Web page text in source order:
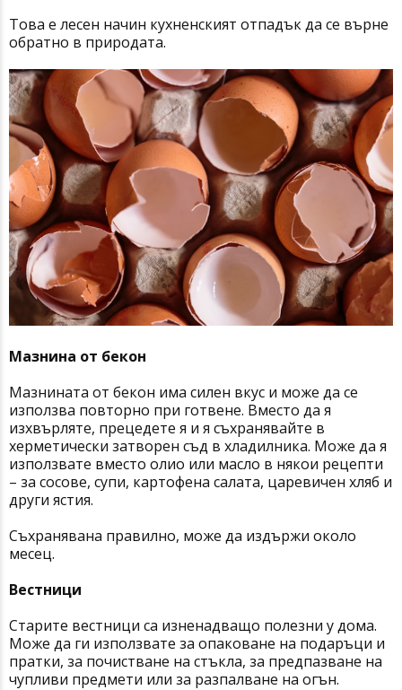
Това е лесен начин кухненският отпадък да се върне
обратно в природата.
Мазнина от бекон
Мазнината от бекон има силен вкус и може да се
използва повторно при готвене. Вместо да я
изхвърляте, прецедете я и я съхранявайте в
херметически затворен съд в хладилника. Може да я
използвате вместо олио или масло в някои рецепти
– за сосове, супи, картофена салата, царевичен хляб и
други ястия.
Съхранявана правилно, може да издържи около
месец.
Вестници
Старите вестници са изненадващо полезни у дома.
Може да ги използвате за опаковане на подаръци и
пратки, за почистване на стъкла, за предпазване на
чупливи предмети или за разпалване на огън.